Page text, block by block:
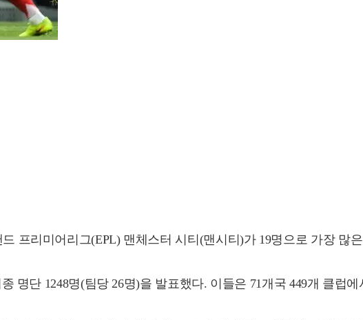
프리미어리그(EPL) 맨체스터 시티(맨시티)가 19명으로 가장 많
명단 1248명(팀당 26명)을 발표했다. 이들은 71개국 449개 클럽